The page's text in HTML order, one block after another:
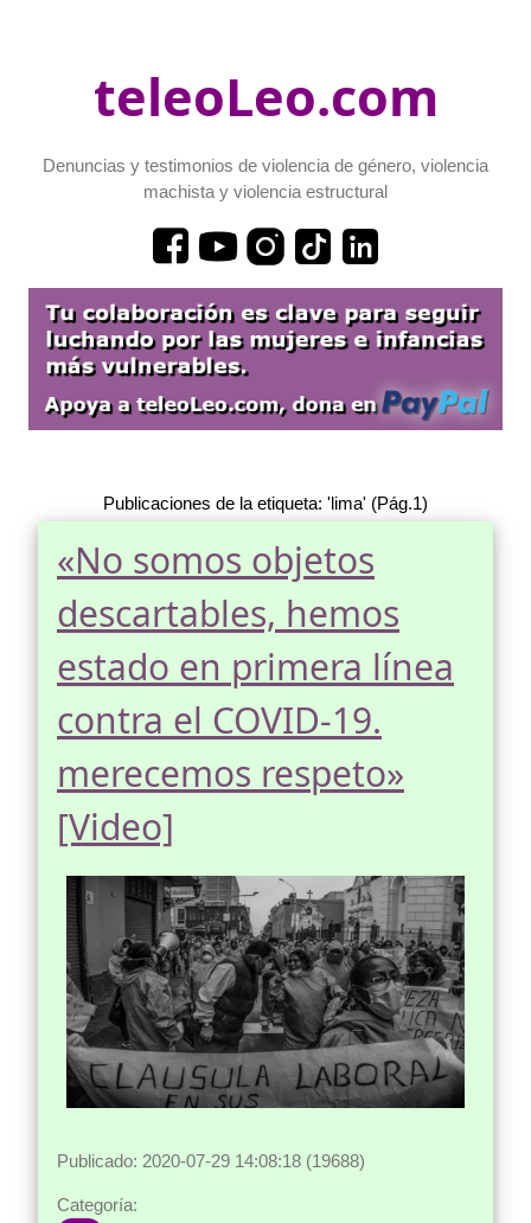
teleoLeo.com
Denuncias y testimonios de violencia de género, violencia
machista y violencia estructural
Publicaciones de la etiqueta: 'lima' (Pág.1)
«No somos objetos
descartables, hemos
estado en primera línea
contra el COVID-19.
merecemos respeto»
[Video]
Publicado: 2020-07-29 14:08:18 (19688)
Categoría: